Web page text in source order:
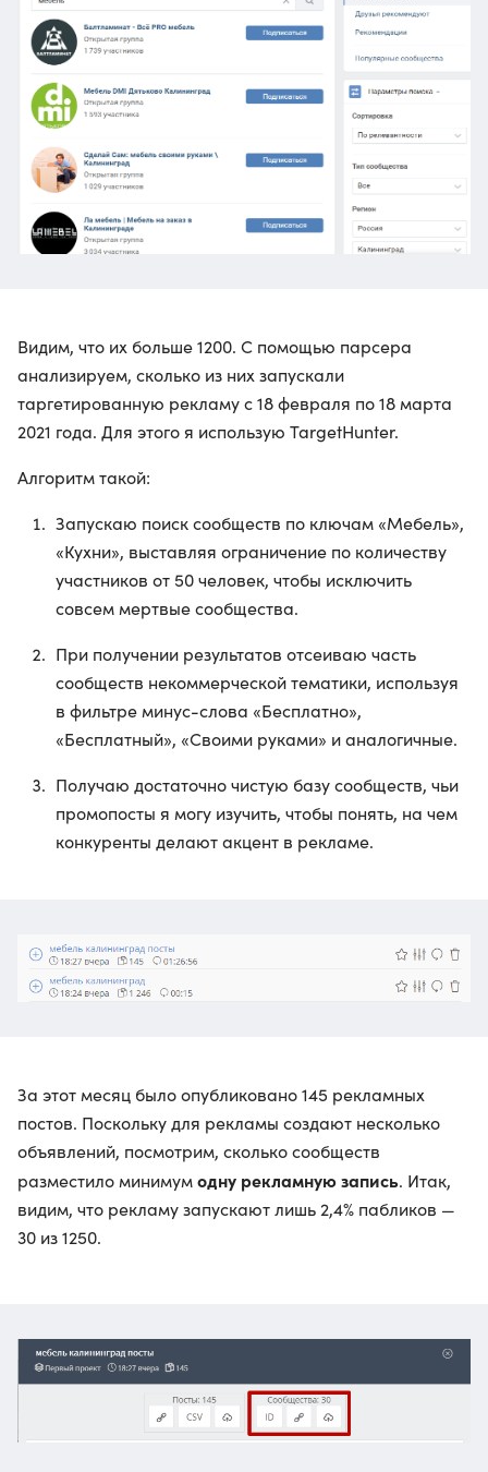
Видим, что их больше 1200. С помощью парсера
анализируем, сколько из них запускали
таргетированную рекламу с 18 февраля по 18 марта
2021 года. Для этого я использую TargetHunter.
Алгоритм такой:
Запускаю поиск сообществ по ключам «Мебель»,
«Кухни», выставляя ограничение по количеству
участников от 50 человек, чтобы исключить
совсем мертвые сообщества.
При получении результатов отсеиваю часть
сообществ некоммерческой тематики, используя
в фильтре минус-слова «Бесплатно»,
«Бесплатный», «Своими руками» и аналогичные.
Получаю достаточно чистую базу сообществ, чьи
промопосты я могу изучить, чтобы понять, на чем
конкуренты делают акцент в рекламе.
За этот месяц было опубликовано 145 рекламных
постов. Поскольку для рекламы создают несколько
объявлений, посмотрим, сколько сообществ
разместило минимумодну рекламную запись. Итак,
видим, что рекламу запускают лишь 2,4% пабликов —
30 из 1250.